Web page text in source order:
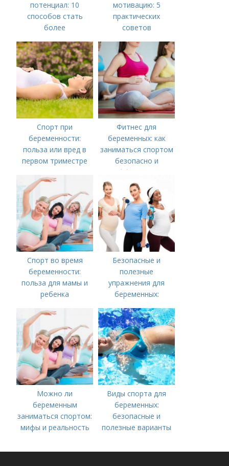
потенциал: 10
способов стать
более
мотивацию: 5
практических
советов
Спорт при
беременности:
польза или вред в
первом триместре
Фитнес для
беременных: как
заниматься спортом
безопасно и
эффективно
Спорт во время
беременности:
польза для мамы и
ребенка
Безопасные и
полезные
упражнения для
беременных:
будущих мам
Можно ли
беременным
заниматься спортом:
мифы и реальность
Виды спорта для
беременных:
безопасные и
полезные варианты